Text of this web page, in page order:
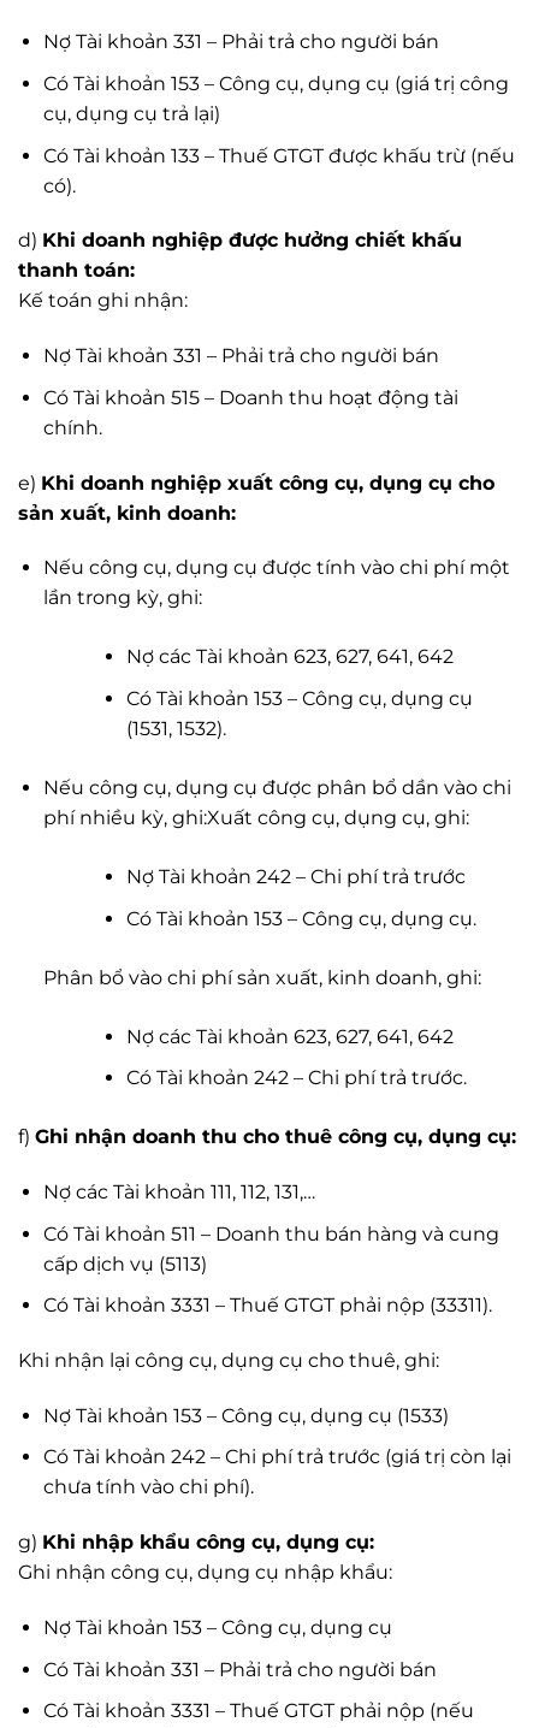
Nợ Tài khoản 331 – Phải trả cho người bán
Có Tài khoản 153 – Công cụ, dụng cụ (giá trị công
cụ, dụng cụ trả lại)
Có Tài khoản 133 – Thuế GTGT được khấu trừ (nếu
có).
d) Khi doanh nghiệp được hưởng chiết khấu
thanh toán:
Kế toán ghi nhận:
Nợ Tài khoản 331 – Phải trả cho người bán
Có Tài khoản 515 – Doanh thu hoạt động tài
chính.
e) Khi doanh nghiệp xuất công cụ, dụng cụ cho
sản xuất, kinh doanh:
Nếu công cụ, dụng cụ được tính vào chi phí một
lần trong kỳ, ghi:
Nợ các Tài khoản 623, 627, 641, 642
Có Tài khoản 153 – Công cụ, dụng cụ
(1531, 1532).
Nếu công cụ, dụng cụ được phân bổ dần vào chi
phí nhiều kỳ, ghi:Xuất công cụ, dụng cụ, ghi:
Nợ Tài khoản 242 – Chi phí trả trước
Có Tài khoản 153 – Công cụ, dụng cụ.
Phân bổ vào chi phí sản xuất, kinh doanh, ghi:
Nợ các Tài khoản 623, 627, 641, 642
Có Tài khoản 242 – Chi phí trả trước.
f) Ghi nhận doanh thu cho thuê công cụ, dụng cụ:
Nợ các Tài khoản 111, 112, 131,…
Có Tài khoản 511 – Doanh thu bán hàng và cung
cấp dịch vụ (5113)
Có Tài khoản 3331 – Thuế GTGT phải nộp (33311).
Khi nhận lại công cụ, dụng cụ cho thuê, ghi:
Nợ Tài khoản 153 – Công cụ, dụng cụ (1533)
Có Tài khoản 242 – Chi phí trả trước (giá trị còn lại
chưa tính vào chi phí).
g) Khi nhập khẩu công cụ, dụng cụ:
Ghi nhận công cụ, dụng cụ nhập khẩu:
Nợ Tài khoản 153 – Công cụ, dụng cụ
Có Tài khoản 331 – Phải trả cho người bán
Có Tài khoản 3331 – Thuế GTGT phải nộp (nếu